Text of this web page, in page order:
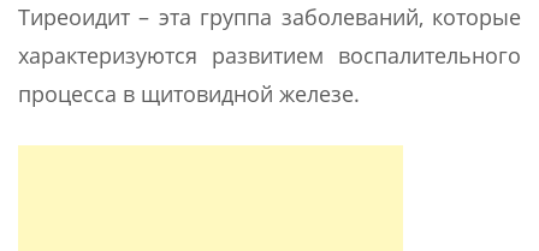
Тиреоидит – эта группа заболеваний, которые
характеризуются развитием воспалительного
процесса в щитовидной железе.